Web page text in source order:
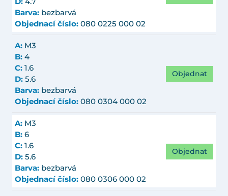
Barva: bezbarvá
Objednací číslo: 080 0225 000 02
A: M3
B: 4
C: 1.6
D: 5.6
Barva: bezbarvá
Objednací číslo: 080 0304 000 02
Objednat
A: M3
B: 6
C: 1.6
D: 5.6
Barva: bezbarvá
Objednací číslo: 080 0306 000 02
Objednat